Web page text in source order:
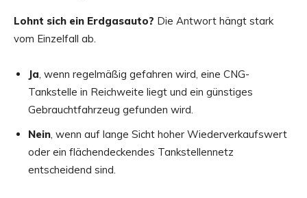
Lohnt sich ein Erdgasauto? Die Antwort hängt stark
vom Einzelfall ab.
Ja, wenn regelmäßig gefahren wird, eine CNG-
Tankstelle in Reichweite liegt und ein günstiges
Gebrauchtfahrzeug gefunden wird.
Nein, wenn auf lange Sicht hoher Wiederverkaufswert
oder ein flächendeckendes Tankstellennetz
entscheidend sind.